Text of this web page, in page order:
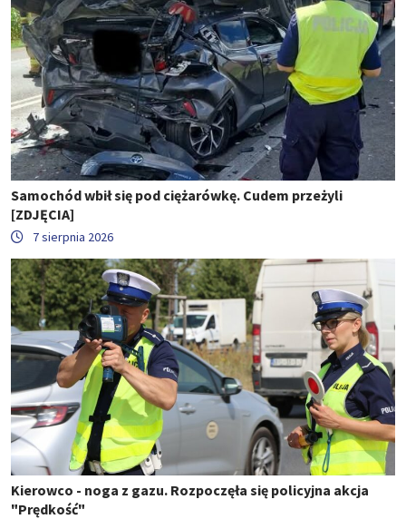
Samochód wbił się pod ciężarówkę. Cudem przeżyli
[ZDJĘCIA]
7 sierpnia 2026
Kierowco - noga z gazu. Rozpoczęła się policyjna akcja
"Prędkość"